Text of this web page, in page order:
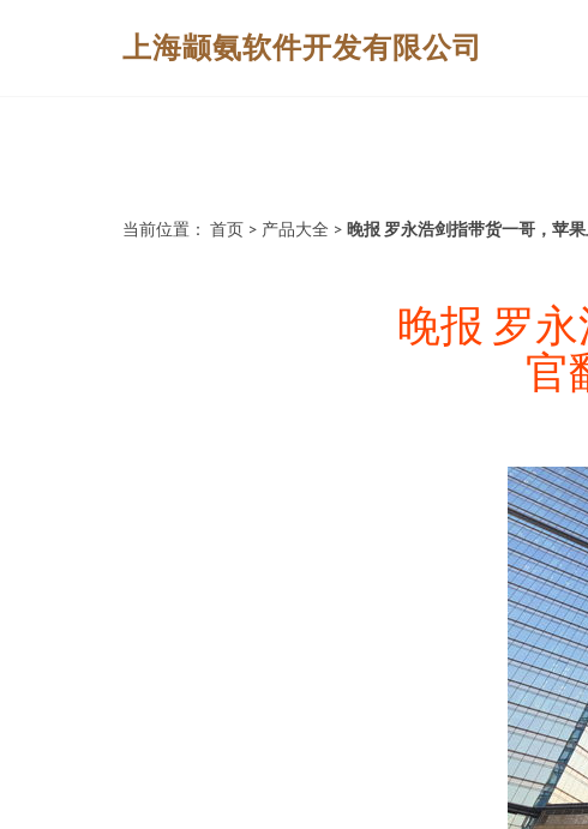
上海颛氨软件开发有限公司
当前位置： 首页 > 产品大全 > 晚报 罗永浩剑指带货一哥，苹
晚报 罗
官